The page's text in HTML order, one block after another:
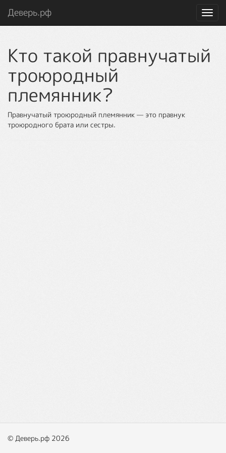
Деверь.рф
Кто такой правнучатый
троюродный
племянник?
Правнучатый троюродный племянник — это правнук
троюродного брата или сестры.
© Деверь.рф 2026